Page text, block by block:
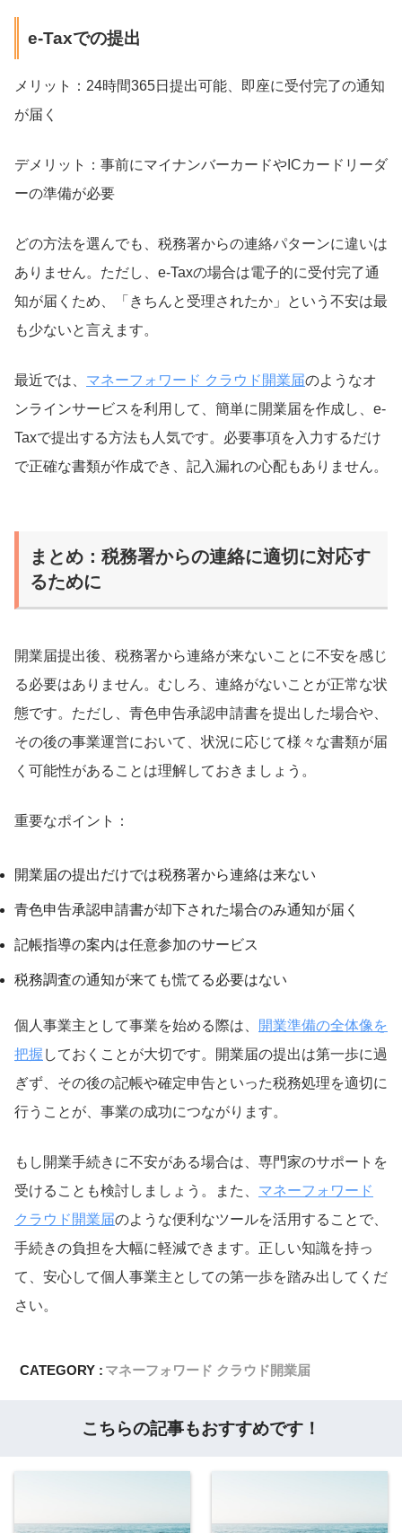
e-Taxでの提出
メリット：24時間365日提出可能、即座に受付完了の通知
が届く
デメリット：事前にマイナンバーカードやICカードリーダ
ーの準備が必要
どの方法を選んでも、税務署からの連絡パターンに違いは
ありません。ただし、e-Taxの場合は電子的に受付完了通
知が届くため、「きちんと受理されたか」という不安は最
も少ないと言えます。
最近では、 マネーフォワード クラウド開業届のようなオ
ンラインサービスを利用して、簡単に開業届を作成し、e-
Taxで提出する方法も人気です。必要事項を入力するだけ
で正確な書類が作成でき、記入漏れの心配もありません。
まとめ：税務署からの連絡に適切に対応す
るために
開業届提出後、税務署から連絡が来ないことに不安を感じ
る必要はありません。むしろ、連絡がないことが正常な状
態です。ただし、青色申告承認申請書を提出した場合や、
その後の事業運営において、状況に応じて様々な書類が届
く可能性があることは理解しておきましょう。
重要なポイント：
開業届の提出だけでは税務署から連絡は来ない
青色申告承認申請書が却下された場合のみ通知が届く
記帳指導の案内は任意参加のサービス
税務調査の通知が来ても慌てる必要はない
個人事業主として事業を始める際は、
開業準備の全体像を
把握 しておくことが大切です。開業届の提出は第一歩に過
ぎず、その後の記帳や確定申告といった税務処理を適切に
行うことが、事業の成功につながります。
もし開業手続きに不安がある場合は、専門家のサポートを
受けることも検討しましょう。また、 マネーフォワード
クラウド開業届のような便利なツールを活用することで、
手続きの負担を大幅に軽減できます。正しい知識を持っ
て、安心して個人事業主としての第一歩を踏み出してくだ
さい。
CATEGORY : マネーフォワード クラウド開業届
こちらの記事もおすすめです！